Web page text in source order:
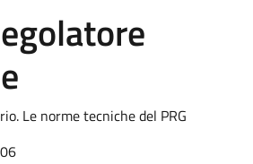
Le norme tecniche del PRG